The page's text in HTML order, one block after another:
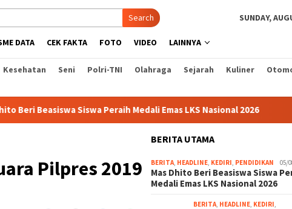
Search SUNDAY,
DATA CEK FAKTA FOTO VIDEO LAINNYA
Kesehatan Seni Polri-TNI Olahraga Sejarah Kuliner
Siswa Peraih Medali Emas LKS Nasional 2026 Cabai Jadi
Pilpres 2019
BERITA UTAMA
BERITA, HEADLINE, KEDIRI, PENDIDIKAN 05/
Mas Dhito Beri Beasiswa Siswa
Medali Emas LKS Nasional 2026
BERITA, HEADLINE, KEDIRI,